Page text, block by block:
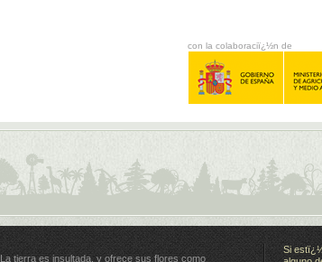
con la colaboraciï¿½n de
La tierra es insultada, y ofrece sus flores como
Si